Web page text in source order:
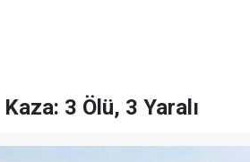
3 Ölü, 3 Yaralı